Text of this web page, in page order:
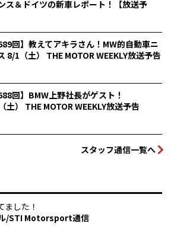
ス＆ドイツの新車レポート！【放送予
689回】教えてアキラさん！MW的自動車ニ
8/1（土） THE MOTOR WEEKLY放送予告
回】BMW上野社長がゲスト！
土） THE MOTOR WEEKLY放送予告
スタッフ通信一覧へ
ました！
/STI Motorsport通信